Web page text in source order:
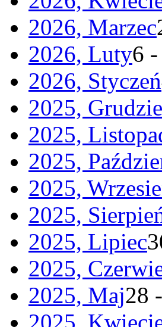
2026, Marzec
2026, Luty6
2026, Styczeń
2025,
2025,
2025,
2025,
2025,
2025, Lipiec
2025,
2025, Maj28
2025,